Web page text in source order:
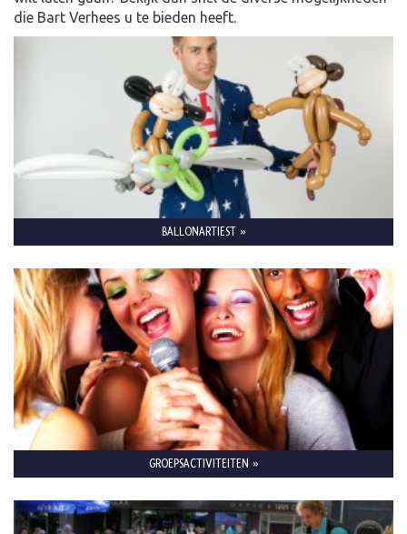
die Bart Verhees u te bieden heeft.
BALLONARTIEST »
GROEPSACTIVITEITEN »